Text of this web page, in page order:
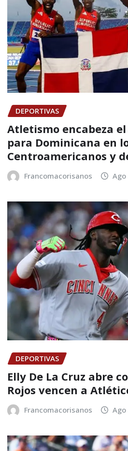
DEPORTIVAS
Atletismo encabeza
para Dominicana en
Centroamericanos y
Francomacorisanos Ago
DEPORTIVAS
Elly De La Cruz abre
Rojos vencen a
Francomacorisanos Ago